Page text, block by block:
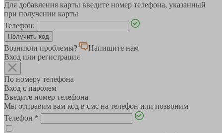
Для добавления карты введите номер телефона, указанный
при получении карты
Телефон:
Возникли проблемы?
Напишите нам
Вход или регистрация
По номеру телефона
Вход с паролем
Введите номер телефона
Мы отправим вам код в смс на телефон или позвоним
Телефон *